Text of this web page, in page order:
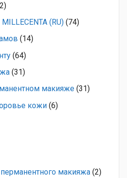
(RU) (74)
(14)
(64)
(31)
макияже (31)
кожи (6)
макияжа (2)